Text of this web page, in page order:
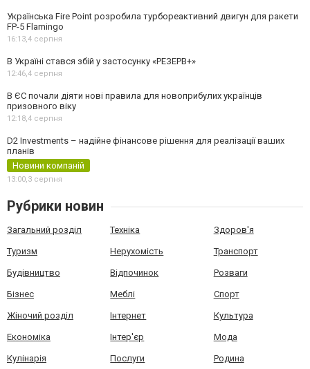
Українська Fire Point розробила турбореактивний двигун для ракети
FP-5 Flamingo
16:13,4 серпня
В Україні стався збій у застосунку «РЕЗЕРВ+»
12:46,4 серпня
В ЄС почали діяти нові правила для новоприбулих українців
призовного віку
12:18,4 серпня
D2 Investments – надійне фінансове рішення для реалізації ваших
планів
Новини компаній
13:00,3 серпня
Рубрики новин
Загальний розділ Техніка Здоров'я
Туризм Нерухомість Транспорт
Будівництво Відпочинок Розваги
Бізнес Меблі Спорт
Жіночий розділ Інтернет Культура
Економіка Інтер'єр Мода
Кулінарія Послуги Родина